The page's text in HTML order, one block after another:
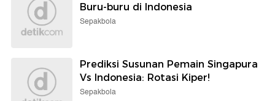
Buru-buru di Indonesia
Sepakbola
Prediksi Susunan Pemain Singapura
Vs Indonesia: Rotasi Kiper!
Sepakbola